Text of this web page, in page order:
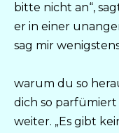
bitte nicht an“,
er in einer
sag mir
warum du so
dich so parfümiert
weiter. „Es gibt